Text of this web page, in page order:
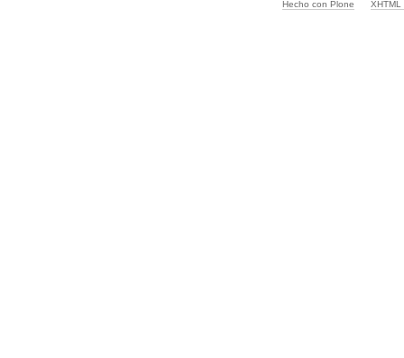
Hecho con Plone XHTML